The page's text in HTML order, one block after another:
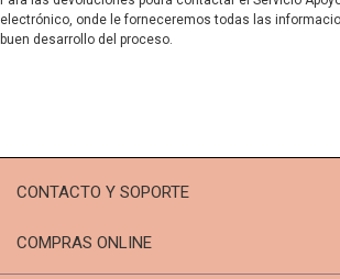
electrónico, onde le forneceremos todas las
buen desarrollo del proceso.
CONTACTO Y SOPORTE
COMPRAS ONLINE